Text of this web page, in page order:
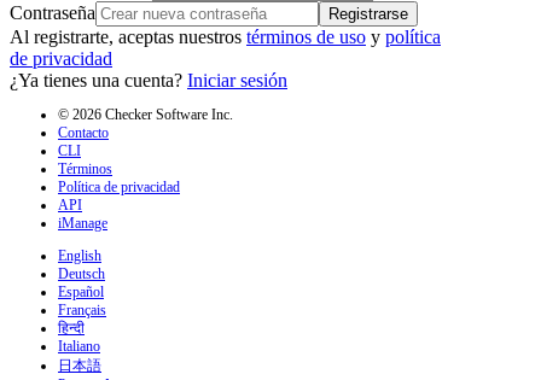
Contraseña
Registrarse
Al registrarte, aceptas nuestros términos de uso y política
de privacidad
¿Ya tienes una cuenta? Iniciar sesión
© 2026 Checker Software Inc.
Contacto
CLI
Términos
Política de privacidad
API
iManage
English
Deutsch
Español
Français
हिन्दी
Italiano
日本語